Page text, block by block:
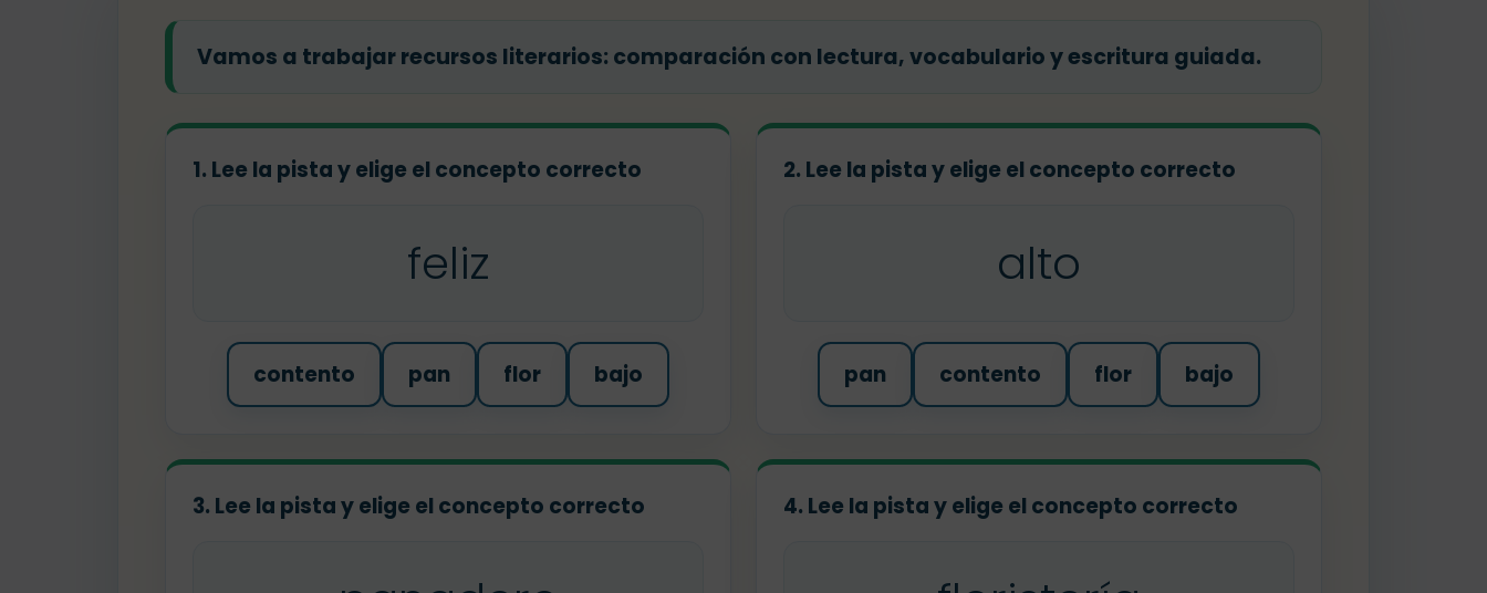
Vamos a trabajar recursos literarios: comparación con lectura, vocabulario y escritura guiada.
1. Lee la pista y elige el concepto correcto
feliz
contento pan flor bajo
2. Lee la pista y elige el concepto correcto
alto
pan contento flor bajo
3. Lee la pista y elige el concepto correcto 4. Lee la pista y elige el concepto correcto